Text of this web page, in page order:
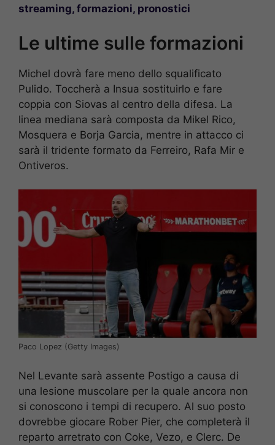
streaming, formazioni, pronostici
Le ultime sulle formazioni
Michel dovrà fare meno dello squalificato
Pulido. Toccherà a Insua sostituirlo e fare
coppia con Siovas al centro della difesa. La
linea mediana sarà composta da Mikel Rico,
Mosquera e Borja Garcia, mentre in attacco ci
sarà il tridente formato da Ferreiro, Rafa Mir e
Ontiveros.
Paco Lopez (Getty Images)
Nel Levante sarà assente Postigo a causa di
una lesione muscolare per la quale ancora non
si conoscono i tempi di recupero. Al suo posto
dovrebbe giocare Rober Pier, che completerà il
reparto arretrato con Coke, Vezo, e Clerc. De